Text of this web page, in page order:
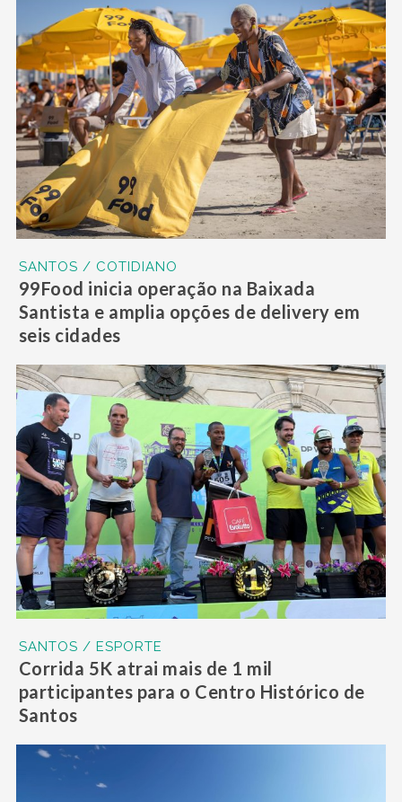
SANTOS / COTIDIANO
99Food inicia operação na Baixada
Santista e amplia opções de delivery em
seis cidades
SANTOS / ESPORTE
Corrida 5K atrai mais de 1 mil
participantes para o Centro Histórico de
Santos